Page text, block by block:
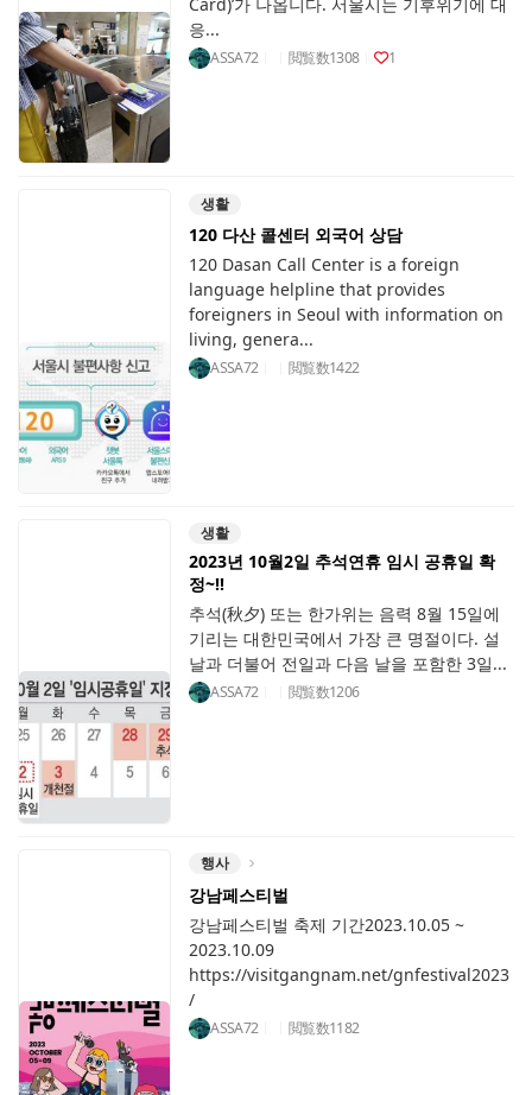
응...
ASSA72 閲覧数1308 1
생활
120 다산 콜센터 외국어 상담
120 Dasan Call Center is a foreign
language helpline that provides
foreigners in Seoul with information on
living, genera...
ASSA72 閲覧数1422
생활
2023년 10월2일 추석연휴 임시 공휴일 확
정~!!
추석(秋夕) 또는 한가위는 음력 8월 15일에
기리는 대한민국에서 가장 큰 명절이다. 설
날과 더불어 전일과 다음 날을 포함한 3일...
ASSA72 閲覧数1206
행사
강남페스티벌
강남페스티벌 축제 기간2023.10.05 ~
2023.10.09
https://visitgangnam.net/gnfestival2023
/
ASSA72 閲覧数1182